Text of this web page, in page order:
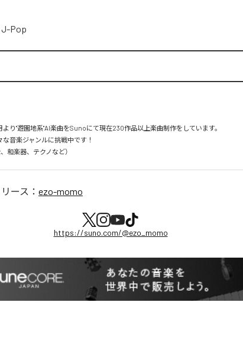
J-Pop
り"遊園地系"AI楽曲をSunoにて現在230作品以上楽曲制作をしています。
音楽ジャンルに挑戦中です！
和楽器、テクノなど）
ース： ezo-momo
https://suno.com/@ezo_momo